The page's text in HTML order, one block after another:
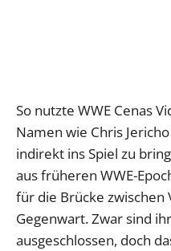
So nutzte WWE Cenas
Namen wie Chris
indirekt ins Spiel zu
aus früheren WWE-
für die Brücke zwischen
Gegenwart. Zwar sind
ausgeschlossen, doch